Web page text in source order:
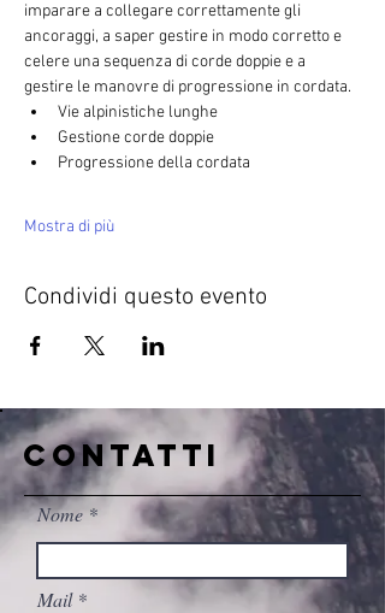
imparare a collegare correttamente gli
ancoraggi, a saper gestire in modo corretto e
celere una sequenza di corde doppie e a
gestire le manovre di progressione in cordata.
Vie alpinistiche lunghe
Gestione corde doppie
Progressione della cordata
Mostra di più
Condividi questo evento
CONTATTI
Nome
Mail